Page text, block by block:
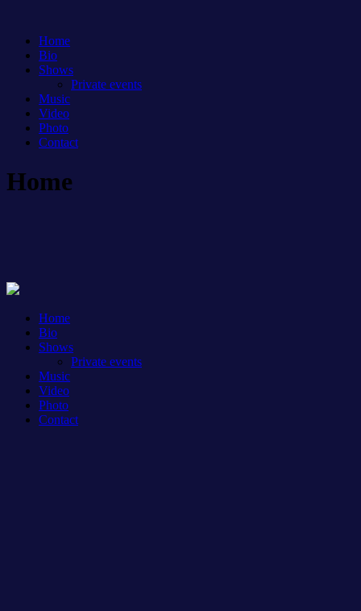
Home
Bio
Shows
Private events
Music
Video
Photo
Contact
Home
Home
Bio
Shows
Private events
Music
Video
Photo
Contact